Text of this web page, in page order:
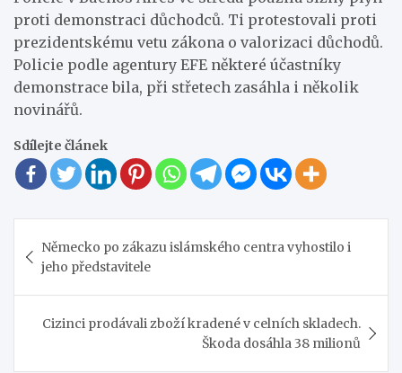
proti demonstraci důchodců. Ti protestovali proti
prezidentskému vetu zákona o valorizaci důchodů.
Policie podle agentury EFE některé účastníky
demonstrace bila, při střetech zasáhla i několik
novinářů.
Sdílejte článek
pro
příspěvek
Německo po zákazu islámského centra vyhostilo i
jeho představitele
Cizinci prodávali zboží kradené v celních skladech.
Škoda dosáhla 38 milionů